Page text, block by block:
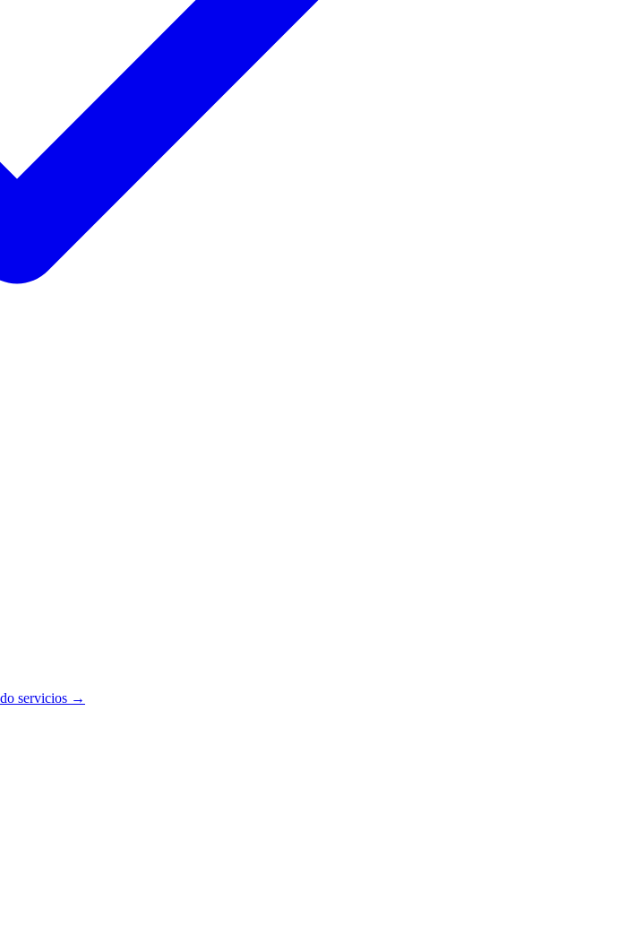
servicios →